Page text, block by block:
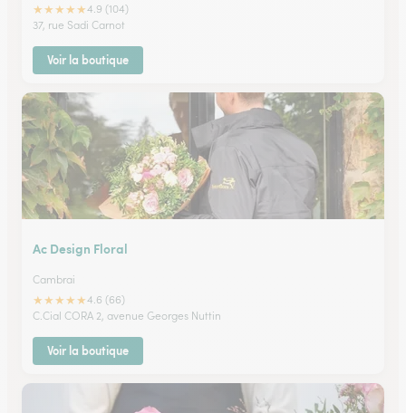
★★★★★4.9 (104)
37, rue Sadi Carnot
Voir la boutique
Ac Design Floral
Cambrai
★★★★★4.6 (66)
C.Cial CORA 2, avenue Georges Nuttin
Voir la boutique